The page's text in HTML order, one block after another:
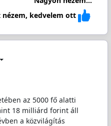
nézem, kedvelem ott
az 5000 fő alatti
18 milliárd forint áll
a közvilágítás